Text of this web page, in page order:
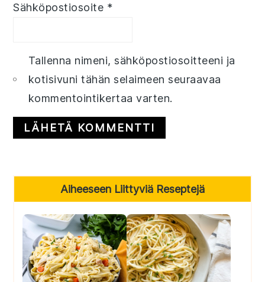
Sähköpostiosoite *
Tallenna nimeni, sähköpostiosoitteeni ja
kotisivuni tähän selaimeen seuraavaa
kommentointikertaa varten.
Primary
Sidebar
Aiheeseen Liittyviä Reseptejä